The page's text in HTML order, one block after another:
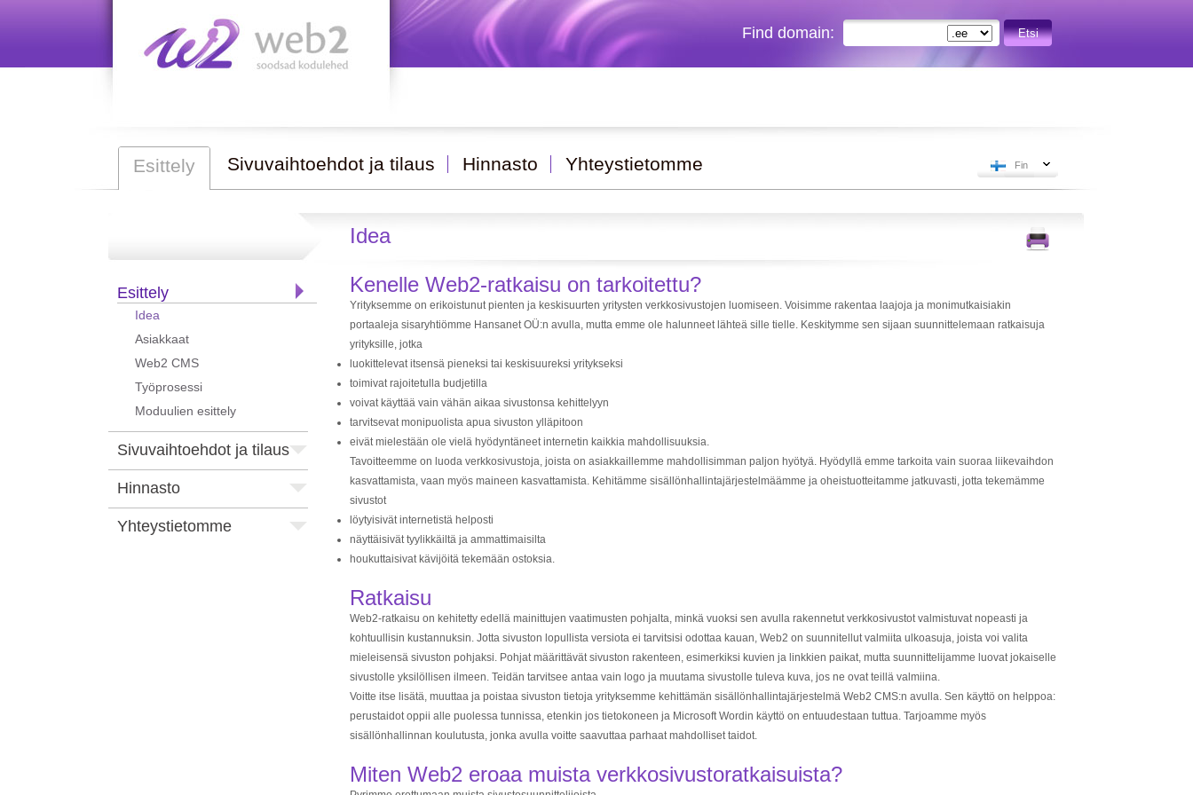
Find domain: Etsi
Esittely Sivuvaihtoehdot ja tilaus Hinnasto Yhteystietomme Fin
Esittely
Idea
Asiakkaat
Web2 CMS
Työprosessi
Moduulien esittely
Sivuvaihtoehdot ja tilaus
Hinnasto
Yhteystietomme
Idea
Kenelle Web2-ratkaisu on tarkoitettu?
Yrityksemme on erikoistunut pienten ja keskisuurten yritysten verkkosivustojen luomiseen. Voisimme rakentaa laajoja ja monimutkaisiakin
portaaleja sisaryhtiömme Hansanet OÜ:n avulla, mutta emme ole halunneet lähteä sille tielle. Keskitymme sen sijaan suunnittelemaan ratkaisuja
yrityksille, jotka
luokittelevat itsensä pieneksi tai keskisuureksi yritykseksi
toimivat rajoitetulla budjetilla
voivat käyttää vain vähän aikaa sivustonsa kehittelyyn
tarvitsevat monipuolista apua sivuston ylläpitoon
eivät mielestään ole vielä hyödyntäneet internetin kaikkia mahdollisuuksia.
Tavoitteemme on luoda verkkosivustoja, joista on asiakkaillemme mahdollisimman paljon hyötyä. Hyödyllä emme tarkoita vain suoraa liikevaihdon
kasvattamista, vaan myös maineen kasvattamista. Kehitämme sisällönhallintajärjestelmäämme ja oheistuotteitamme jatkuvasti, jotta tekemämme
sivustot
löytyisivät internetistä helposti
näyttäisivät tyylikkäiltä ja ammattimaisilta
houkuttaisivat kävijöitä tekemään ostoksia.
Ratkaisu
Web2-ratkaisu on kehitetty edellä mainittujen vaatimusten pohjalta, minkä vuoksi sen avulla rakennetut verkkosivustot valmistuvat nopeasti ja
kohtuullisin kustannuksin. Jotta sivuston lopullista versiota ei tarvitsisi odottaa kauan, Web2 on suunnitellut valmiita ulkoasuja, joista voi valita
mieleisensä sivuston pohjaksi. Pohjat määrittävät sivuston rakenteen, esimerkiksi kuvien ja linkkien paikat, mutta suunnittelijamme luovat jokaiselle
sivustolle yksilöllisen ilmeen. Teidän tarvitsee antaa vain logo ja muutama sivustolle tuleva kuva, jos ne ovat teillä valmiina.
Voitte itse lisätä, muuttaa ja poistaa sivuston tietoja yrityksemme kehittämän sisällönhallintajärjestelmä Web2 CMS:n avulla. Sen käyttö on helppoa:
perustaidot oppii alle puolessa tunnissa, etenkin jos tietokoneen ja Microsoft Wordin käyttö on entuudestaan tuttua. Tarjoamme myös
sisällönhallinnan koulutusta, jonka avulla voitte saavuttaa parhaat mahdolliset taidot.
Miten Web2 eroaa muista verkkosivustoratkaisuista?